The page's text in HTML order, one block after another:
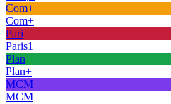
Com+
Com+
Pari
Paris1
Plan
Plan+
MCM
MCM